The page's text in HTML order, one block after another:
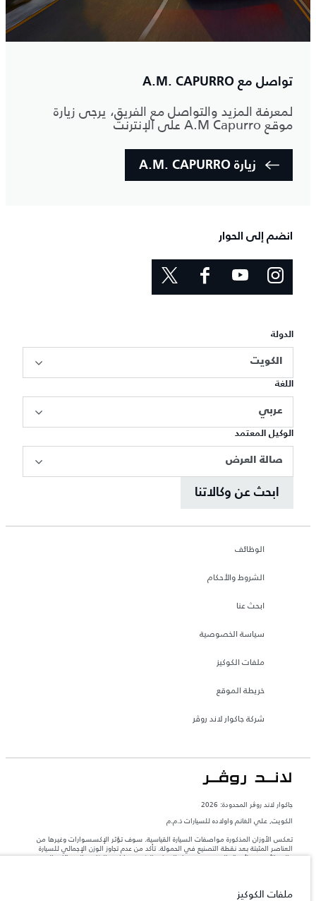
تواصل مع A.M.‎ CAPURRO
لمعرفة المزيد والتواصل مع الفريق، يرجى زيارة
موقع A.M Capurro على الإنترنت
زيارة A.M.‎ CAPURRO
انضم إلى الحوار
الدولة
الكويت
اللغة
عربي
الوكيل المعتمد
صالة العرض
ابحث عن وكالاتنا
الوظائف
الشروط والأحكام
ابحث عنا
سياسة الخصوصية
ملفات الكوكيز
خريطة الموقع
شركة جاكوار لاند روڤر
جاكوار لاند روڨر المحدودة: 2026
الكويت, علي الغانم واولاده للسيارات ذ.م.م
تعكس الأوزان المذكورة مواصفات السيارة القياسية. سوف تؤثر الإكسسوارات وغيرها من
العناصر المثبتة بعد نقطة التصنيع في الحمولة. تأكد من عدم تجاوز الوزن الإجمالي للسيارة
والحد الأقصى لأحمال المحور عند تحميل السيارة بالإكسسوارات والركاب والسوائل والوقود
ملفات الكوكيز